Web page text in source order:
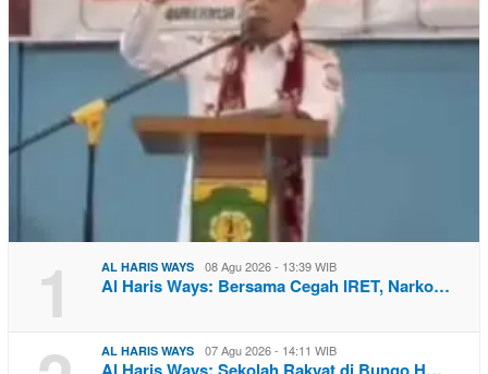
1 AL HARIS WAYS 08 Agu 2026 - 13:39 WIB
Al Haris Ways: Bersama Cegah IRET, Narko…
AL HARIS WAYS 07 Agu 2026 - 14:11 WIB